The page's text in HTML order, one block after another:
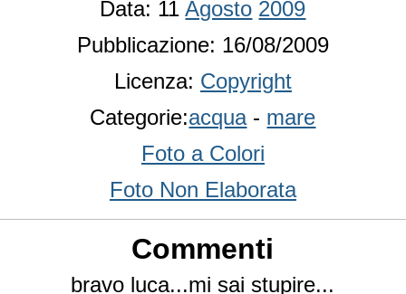
Data: 11Agosto 2009
Pubblicazione: 16/08/2009
Licenza: Copyright
Categorie:acqua- mare
Foto a Colori
Foto Non Elaborata
Commenti
bravo luca...mi sai stupire...